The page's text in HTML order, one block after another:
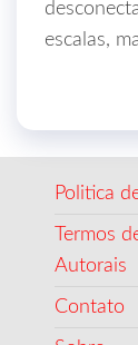
escalas,
Politica
Termos
Autorais
Contato